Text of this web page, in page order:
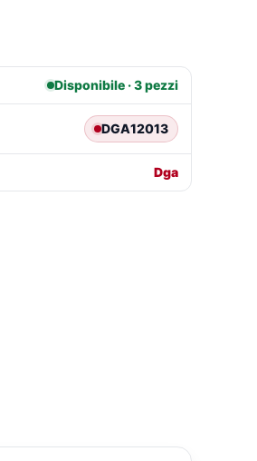
Disponibile · 3 pezzi
DGA12013
Dga